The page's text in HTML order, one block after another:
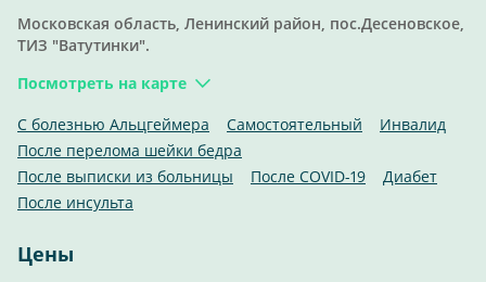
Московская область, Ленинский район, пос.Десеновское,
ТИЗ "Ватутинки".
Посмотреть на карте
С болезнью Альцгеймера
Самостоятельный
Инвалид
После перелома шейки бедра
После выписки из больницы
После COVID-19
Диабет
После инсульта
Цены